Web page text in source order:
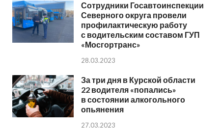
Сотрудники Госавтоинспекции
Северного округа провели
профилактическую работу
с водительским составом ГУП
«Мосгортранс»
28.03.2023
За три дня в Курской области
22 водителя «попались»
в состоянии алкогольного
опьянения
27.03.2023